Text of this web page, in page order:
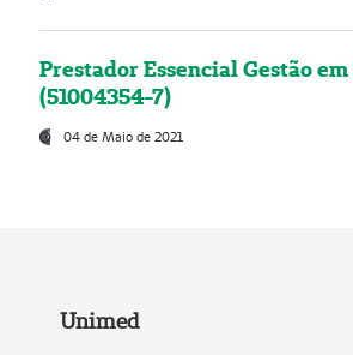
Prestador Essencial Gestão
(51004354-7)
04 de Maio de 2021
Unimed